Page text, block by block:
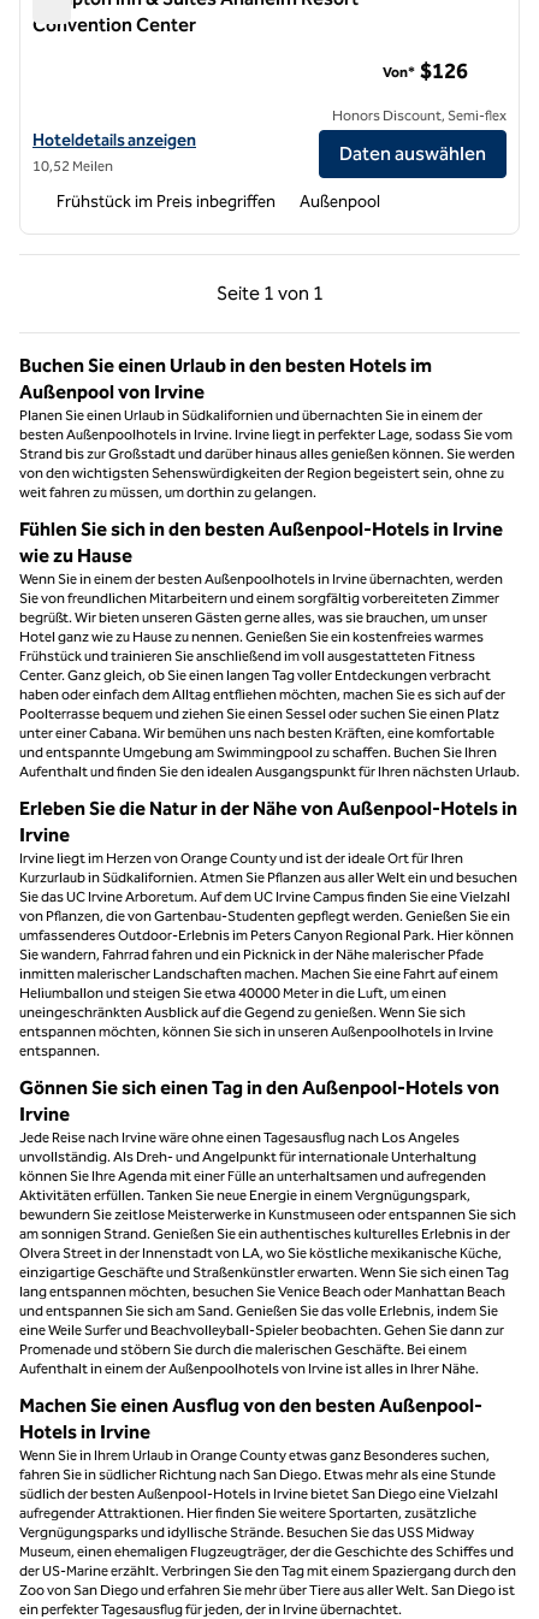
Convention Center
Hoteldetails für das Hampton Inn & Suites Anaheim Resort
Hoteldetails anzeigen
10,52 Meilen
Von* $126
Honors Discount, Semi-flex
Daten auswählen
Frühstück im Preis inbegriffen Außenpool
Seite 1 von 1
Vorherige Seite, 1 von 1
Seite 1 von 1
Buchen Sie einen Urlaub in den besten Hotels im
Außenpool von Irvine
Planen Sie einen Urlaub in Südkalifornien und übernachten Sie in einem der
besten Außenpoolhotels in Irvine. Irvine liegt in perfekter Lage, sodass Sie vom
Strand bis zur Großstadt und darüber hinaus alles genießen können. Sie werden
von den wichtigsten Sehenswürdigkeiten der Region begeistert sein, ohne zu
weit fahren zu müssen, um dorthin zu gelangen.
Fühlen Sie sich in den besten Außenpool-Hotels in Irvine
wie zu Hause
Wenn Sie in einem der besten Außenpoolhotels in Irvine übernachten, werden
Sie von freundlichen Mitarbeitern und einem sorgfältig vorbereiteten Zimmer
begrüßt. Wir bieten unseren Gästen gerne alles, was sie brauchen, um unser
Hotel ganz wie zu Hause zu nennen. Genießen Sie ein kostenfreies warmes
Frühstück und trainieren Sie anschließend im voll ausgestatteten Fitness
Center. Ganz gleich, ob Sie einen langen Tag voller Entdeckungen verbracht
haben oder einfach dem Alltag entfliehen möchten, machen Sie es sich auf der
Poolterrasse bequem und ziehen Sie einen Sessel oder suchen Sie einen Platz
unter einer Cabana. Wir bemühen uns nach besten Kräften, eine komfortable
und entspannte Umgebung am Swimmingpool zu schaffen. Buchen Sie Ihren
Aufenthalt und finden Sie den idealen Ausgangspunkt für Ihren nächsten Urlaub.
Erleben Sie die Natur in der Nähe von Außenpool-Hotels in
Irvine
Irvine liegt im Herzen von Orange County und ist der ideale Ort für Ihren
Kurzurlaub in Südkalifornien. Atmen Sie Pflanzen aus aller Welt ein und besuchen
Sie das UC Irvine Arboretum. Auf dem UC Irvine Campus finden Sie eine Vielzahl
von Pflanzen, die von Gartenbau-Studenten gepflegt werden. Genießen Sie ein
umfassenderes Outdoor-Erlebnis im Peters Canyon Regional Park. Hier können
Sie wandern, Fahrrad fahren und ein Picknick in der Nähe malerischer Pfade
inmitten malerischer Landschaften machen. Machen Sie eine Fahrt auf einem
Heliumballon und steigen Sie etwa 40000 Meter in die Luft, um einen
uneingeschränkten Ausblick auf die Gegend zu genießen. Wenn Sie sich
entspannen möchten, können Sie sich in unseren Außenpoolhotels in Irvine
entspannen.
Gönnen Sie sich einen Tag in den Außenpool-Hotels von
Irvine
Jede Reise nach Irvine wäre ohne einen Tagesausflug nach Los Angeles
unvollständig. Als Dreh- und Angelpunkt für internationale Unterhaltung
können Sie Ihre Agenda mit einer Fülle an unterhaltsamen und aufregenden
Aktivitäten erfüllen. Tanken Sie neue Energie in einem Vergnügungspark,
bewundern Sie zeitlose Meisterwerke in Kunstmuseen oder entspannen Sie sich
am sonnigen Strand. Genießen Sie ein authentisches kulturelles Erlebnis in der
Olvera Street in der Innenstadt von LA, wo Sie köstliche mexikanische Küche,
einzigartige Geschäfte und Straßenkünstler erwarten. Wenn Sie sich einen Tag
lang entspannen möchten, besuchen Sie Venice Beach oder Manhattan Beach
und entspannen Sie sich am Sand. Genießen Sie das volle Erlebnis, indem Sie
eine Weile Surfer und Beachvolleyball-Spieler beobachten. Gehen Sie dann zur
Promenade und stöbern Sie durch die malerischen Geschäfte. Bei einem
Aufenthalt in einem der Außenpoolhotels von Irvine ist alles in Ihrer Nähe.
Machen Sie einen Ausflug von den besten Außenpool-
Hotels in Irvine
Wenn Sie in Ihrem Urlaub in Orange County etwas ganz Besonderes suchen,
fahren Sie in südlicher Richtung nach San Diego. Etwas mehr als eine Stunde
südlich der besten Außenpool-Hotels in Irvine bietet San Diego eine Vielzahl
aufregender Attraktionen. Hier finden Sie weitere Sportarten, zusätzliche
Vergnügungsparks und idyllische Strände. Besuchen Sie das USS Midway
Museum, einen ehemaligen Flugzeugträger, der die Geschichte des Schiffes und
der US-Marine erzählt. Verbringen Sie den Tag mit einem Spaziergang durch den
Zoo von San Diego und erfahren Sie mehr über Tiere aus aller Welt. San Diego ist
ein perfekter Tagesausflug für jeden, der in Irvine übernachtet.